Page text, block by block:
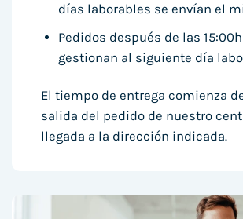
días laborables se envían el
Pedidos después de las
gestionan al siguiente día
El tiempo de entrega comienza
salida del pedido de nuestro
llegada a la dirección indicada.